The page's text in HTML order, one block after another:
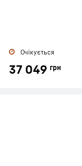
Очікується
37 049 грн